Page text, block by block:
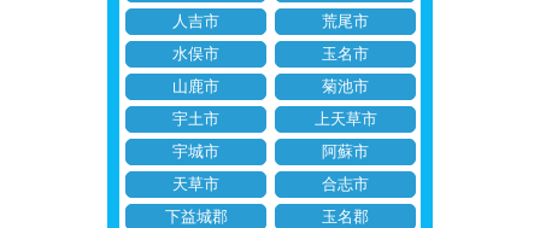
人吉市
荒尾市
水俣市
玉名市
山鹿市
菊池市
宇土市
上天草市
宇城市
阿蘇市
天草市
合志市
下益城郡
玉名郡